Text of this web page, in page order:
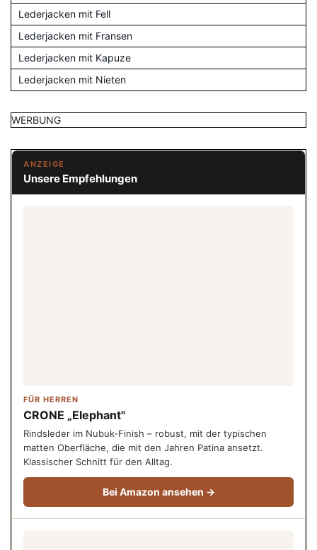
Lederjacken mit Fell
Lederjacken mit Fransen
Lederjacken mit Kapuze
Lederjacken mit Nieten
WERBUNG
ANZEIGE
Unsere Empfehlungen
FÜR HERREN
CRONE „Elephant"
Rindsleder im Nubuk-Finish – robust, mit der typischen
matten Oberfläche, die mit den Jahren Patina ansetzt.
Klassischer Schnitt für den Alltag.
Bei Amazon ansehen →